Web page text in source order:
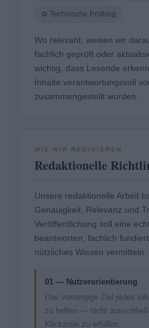
⚙ Technische Prüfung
Wo relevant, weisen wir
fachlich geprüft oder
wichtig, dass Lesende
Inhalte verantwortungsvoll
zusammengestellt wurden.
WIE WIR REDIGIEREN
Redaktionelle
Unsere redaktionelle Arbeit
Genauigkeit, Relevanz und
Veröffentlichung soll eine
beantworten, fachlich
nützliches Wissen vermitteln.
01 — Nutzerorientierung
Das vorrangige Ziel jedes
zu helfen — nicht
Klickziele zu erfüllen.